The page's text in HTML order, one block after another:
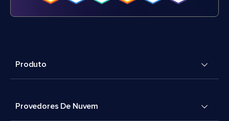
Produto
Provedores De Nuvem